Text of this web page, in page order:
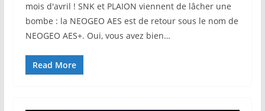
mois d'avril ! SNK et PLAION viennent de lâcher une
bombe : la NEOGEO AES est de retour sous le nom de
NEOGEO AES+. Oui, vous avez bien…
Read More